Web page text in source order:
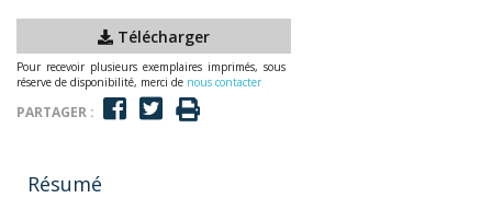
Télécharger
Pour recevoir plusieurs exemplaires imprimés, sous
réserve de disponibilité, merci de nous contacter
PARTAGER :
Résumé